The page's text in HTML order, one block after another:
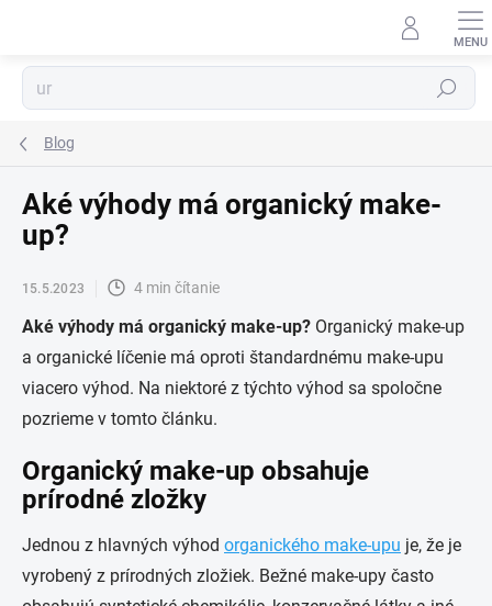
Hľadať
Blog
Aké výhody má organický make-
up?
15.5.2023 4 min čítanie
Aké výhody má organický make-up? Organický make-up
a organické líčenie má oproti štandardnému make-upu
viacero výhod. Na niektoré z týchto výhod sa spoločne
pozrieme v tomto článku.
Organický make-up obsahuje
prírodné zložky
Jednou z hlavných výhod organického make-upu je, že je
vyrobený z prírodných zložiek. Bežné make-upy často